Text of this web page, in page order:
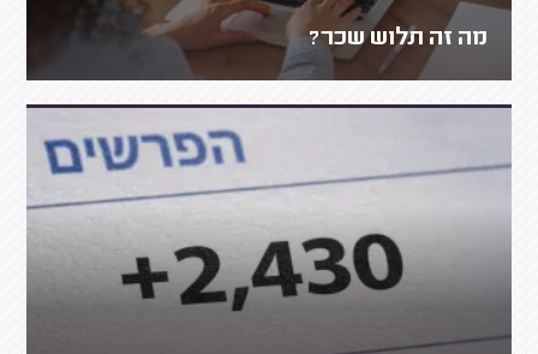
מה זה תלוש שכר?